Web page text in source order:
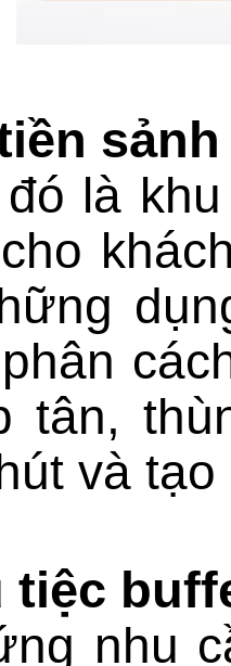
sảnh
là
tân,
và
tiệc
nhu